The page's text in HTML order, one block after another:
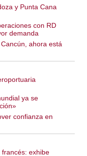
y Punta Cana
con RD
demanda
ahora está
ya se
confianza en
exhibe